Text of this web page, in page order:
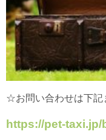
☆お問い合わせは下
https://pet-